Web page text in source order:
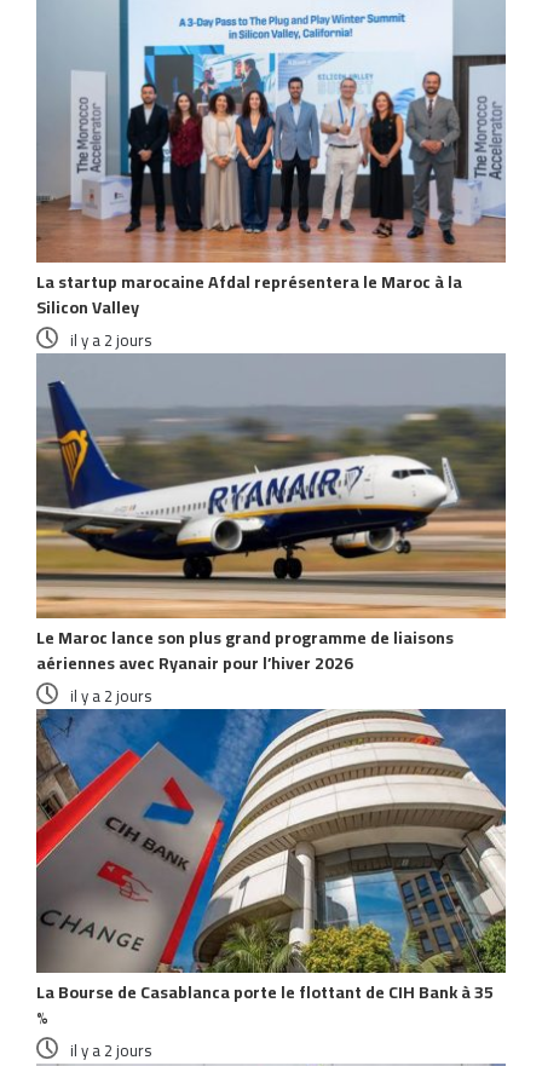
La startup marocaine Afdal représentera le Maroc à la
Silicon Valley
il y a 2 jours
Le Maroc lance son plus grand programme de liaisons
aériennes avec Ryanair pour l’hiver 2026
il y a 2 jours
La Bourse de Casablanca porte le flottant de CIH Bank à 35
%
il y a 2 jours